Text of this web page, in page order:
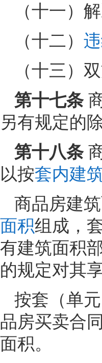
（十一）
（十二）
（十三）
第十七条
另有规定的除
第十八条
以按套内建
商品房建
面积组成，
有建筑面积
的规定对其
按套（单
品房买卖合
面积。